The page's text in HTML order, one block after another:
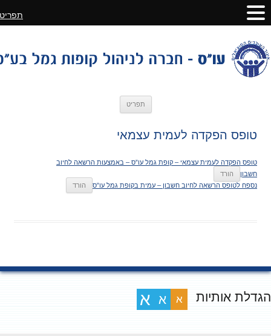
תפריט
טופס הפקדה לעמית עצמאי
טופס הפקדה לעמית עצמאי – קופת גמל עו”ס – באמצעות הרשאה לחיוב
חשבון
הורד
נספח לטופס הרשאה לחיוב חשבון – עמית בקופת גמל עו”ס
הורד
אותיות א א א
תפריט